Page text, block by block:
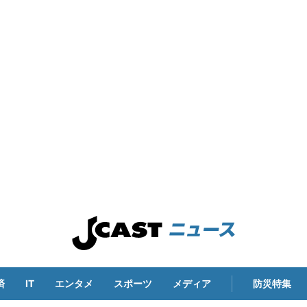
IT エンタメ スポーツ メディア 防災特集